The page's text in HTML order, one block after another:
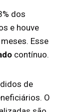
dos
e houve
Esse
contínuo.
de
O